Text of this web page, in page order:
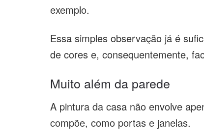
exemplo.
Essa simples observação já é
de cores e, consequentemente,
Muito além da parede
A pintura da casa não envolve
compõe, como portas e janelas.